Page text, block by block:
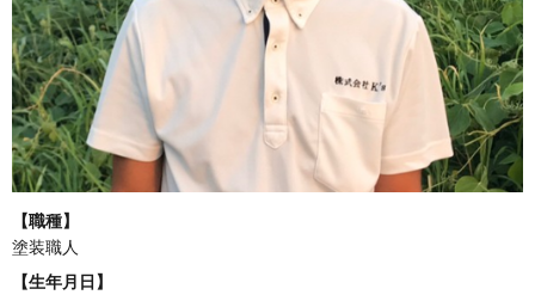
【職種】
塗装職人
【生年月日】